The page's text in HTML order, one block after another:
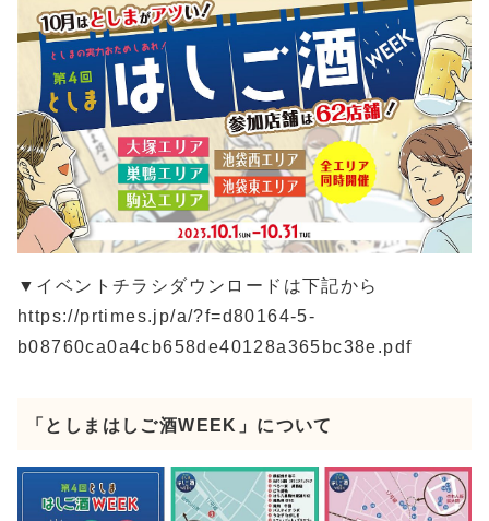
▼イベントチラシダウンロードは下記から
https://prtimes.jp/a/?f=d80164-5-
b08760ca0a4cb658de40128a365bc38e.pdf
「としまはしご酒WEEK」について